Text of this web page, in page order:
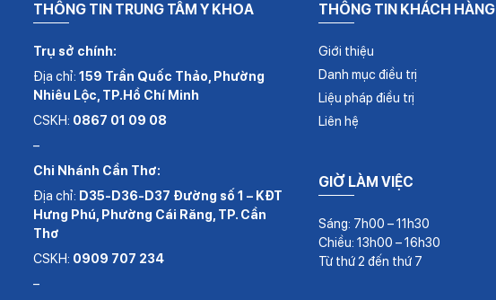
THÔNG TIN TRUNG TÂM Y KHOA
Trụ sở chính:
Địa chỉ: 159 Trần Quốc Thảo, Phường
Nhiêu Lộc, TP.Hồ Chí Minh
CSKH: 0867 01 09 08
–
Chi Nhánh Cần Thơ:
Địa chỉ: D35-D36-D37 Đường số 1 – KĐT
Hưng Phú, Phường Cái Răng, TP. Cần
Thơ
CSKH: 0909 707 234
–
THÔNG TIN KHÁCH HÀNG
Giới thiệu
Danh mục điều trị
Liệu pháp điều trị
Liên hệ
GIỜ LÀM VIỆC
Sáng: 7h00 – 11h30
Chiều: 13h00 – 16h30
Từ thứ 2 đến thứ 7